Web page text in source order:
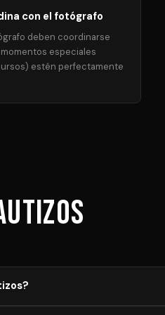
con el fotógrafo
deben coordinarse
especiales
estén perfectamente